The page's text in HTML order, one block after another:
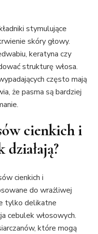
stymulujące
skóry głowy.
keratyna czy
strukturę włosa.
często mają
że pasma są bardziej
cienkich i
cienkich i
do wrażliwej
tylko delikatne
cebulek włosowych.
które mogą